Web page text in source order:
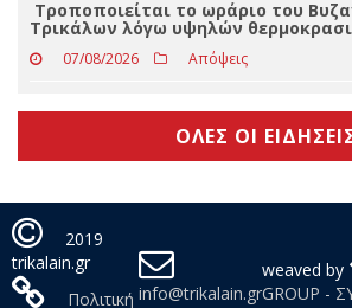
για το Διεθνές Φεστιβάλ Κωμωδίας
Τρικάλων
07/08/2026 Απόψεις
Τροποποιείται το ωράριο του
Τρικάλων λόγω υψηλών
07/08/2026 Απόψεις